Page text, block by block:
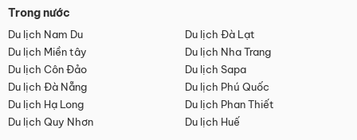
Trong nước
Du lịch Nam Du
Du lịch Đà Lạt
Du lịch Miền tây
Du lịch Nha Trang
Du lịch Côn Đảo
Du lịch Sapa
Du lịch Đà Nẵng
Du lịch Phú Quốc
Du lịch Hạ Long
Du lịch Phan Thiết
Du lịch Quy Nhơn
Du lịch Huế